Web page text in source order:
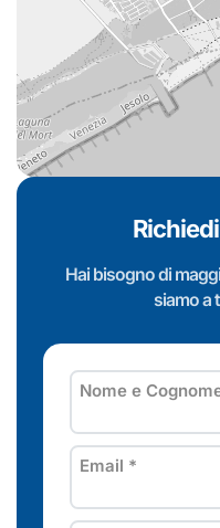
Hai bisogno di
siamo a
Nome e
Email *